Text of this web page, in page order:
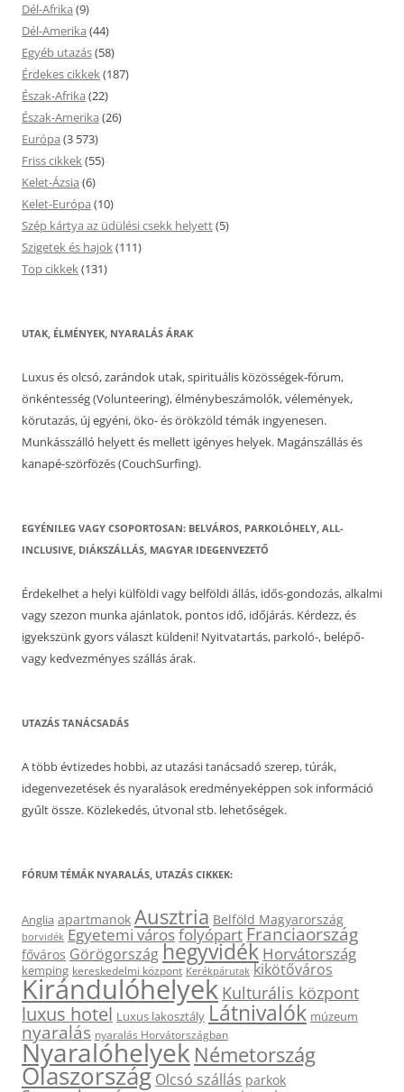
Dél-Afrika (9)
Dél-Amerika (44)
Egyéb utazás(58)
Érdekes cikkek(187)
Észak-Afrika (22)
Észak-Amerika (26)
Európa (3 573)
Friss cikkek(55)
Kelet-Ázsia (6)
Kelet-Európa (10)
Szép kártya az üdülési csekk helyett(5)
Szigetek és hajok(111)
Top cikkek(131)
UTAK, ÉLMÉNYEK, NYARALÁS ÁRAK
Luxus és olcsó, zarándok utak, spirituális közösségek-fórum,
önkéntesség (Volunteering), élménybeszámolók, vélemények,
körutazás, új egyéni, öko- és örökzöld témák ingyenesen.
Munkásszálló helyett és mellett igényes helyek. Magánszállás és
kanapé-szörfözés (CouchSurfing).
EGYÉNILEG VAGY CSOPORTOSAN: BELVÁROS, PARKOLÓHELY, ALL-
INCLUSIVE, DIÁKSZÁLLÁS, MAGYAR IDEGENVEZETŐ
Érdekelhet a helyi külföldi vagy belföldi állás, idős-gondozás, alkalmi
vagy szezon munka ajánlatok, pontos idő, időjárás. Kérdezz, és
igyekszünk gyors választ küldeni! Nyitvatartás, parkoló-, belépő-
vagy kedvezményes szállás árak.
UTAZÁS TANÁCSADÁS
A több évtizedes hobbi, az utazási tanácsadó szerep, túrák,
idegenvezetések és nyaralások eredményeképpen sok információ
gyűlt össze. Közlekedés, útvonal stb. lehetőségek.
FÓRUM TÉMÁK NYARALÁS, UTAZÁS CIKKEK:
Anglia apartmanok Ausztria Belföld Magyarország
borvidék Egyetemi városfolyópartFranciaország
főváros Görögországhegyvidék Horvátország
kemping kereskedelmi központ Kerékpárutak kikötőváros
Kirándulóhelyek Kulturális központ
luxus hotel Luxus lakosztály Látnivalók múzeum
nyaralás nyaralás Horvátországban
Nyaralóhelyek Németország
Olaszország Olcsó szállás parkok